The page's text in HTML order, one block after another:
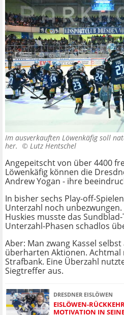
Im ausverkauften Löwenkäfig soll
her. © Lutz Hentschel
Angepeitscht von über 4400
Löwenkäfig können die
Andrew Yogan - ihre
In bisher sechs Play-off-
Unterzahl noch
Huskies musste das
Unterzahl-Phasen schadlos
Aber: Man zwang Kassel
überharten Aktionen. Achtmal
Strafbank. Eine Überzahl
Siegtreffer aus.
DRESDNER EISLÖWEN
EISLÖWEN-
MOTIVATION IN